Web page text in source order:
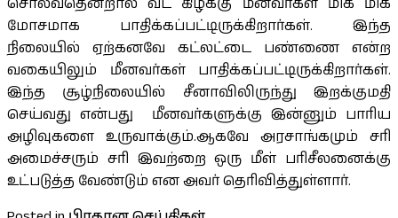
சொல்வதென்றால் வட கிழக்கு மீனவர்கள் மிக மிக
மோசமாக பாதிக்கப்பட்டிருக்கிறார்கள். இந்த
நிலையில் ஏற்கனவே கட்லட்டை பண்ணை என்ற
வகையிலும் மீனவர்கள் பாதிக்கப்பட்டிருக்கிறார்கள்.
இந்த சூழ்நிலையில் சீனாவிலிருந்து இறக்குமதி
செய்வது என்பது மீனவர்களுக்கு இன்னும் பாரிய
அழிவுகளை உருவாக்கும்.ஆகவே அரசாங்கமும் சரி
அமைச்சரும் சரி இவற்றை ஒரு மீள் பரிசீலனைக்கு
உட்படுத்த வேண்டும் என அவர் தெரிவித்துள்ளார்.